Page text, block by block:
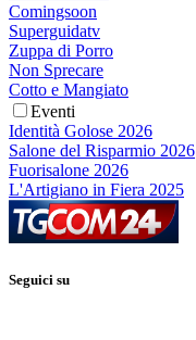
Comingsoon
Superguidatv
Zuppa di Porro
Non Sprecare
Cotto e Mangiato
Eventi
Identità Golose 2026
Salone del Risparmio 2026
Fuorisalone 2026
L'Artigiano in Fiera 2025
Seguici su